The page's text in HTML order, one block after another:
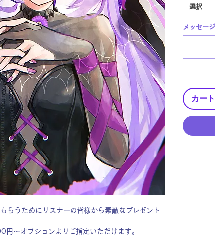
らうためにリスナーの皆様から素敵なプレゼント
円〜オプションよりご指定いただけます。
選択
メッセー
カー